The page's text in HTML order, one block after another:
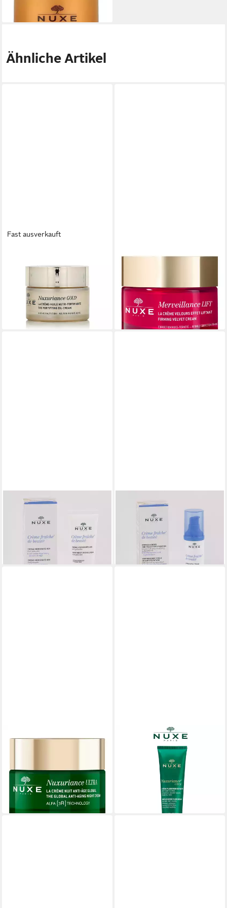
lieferbar - in 2-3 Werktagen bei dir
Ähnliche Artikel
Fast ausverkauft
Hautcreme Nuxuriance Gold
40,00 €
(800,00 €/ 1 l)
lieferbar - in 2-3 Werktagen bei dir
NUXE
Alle Hauttypen
66,99 €
(66,99 €/ 1 l)
leider ausverkauft
NUXE
Fraiche de Beaute
17,23 €
(57,43 €/ 100 ml)
lieferbar - in 2-3 Werktagen bei dir
NUXE
Anti-Aging-Creme Creme
Fraiche de Beaute
ab 20,50 €
(68,33 €/ 100 ml)
lieferbar - in 2-3 Werktagen bei dir
Hauttypen
86,99 €
(86,99 €/ 1 l)
lieferbar - in 3-4 Werktagen bei dir
NUXE PARIS
Anti-Aging-Creme Nuxuriance
Ultra Creme-Fluid
UVP 60,00 €
(57,90 €/ 100 ml)
lieferbar - in 3-4 Werktagen bei dir